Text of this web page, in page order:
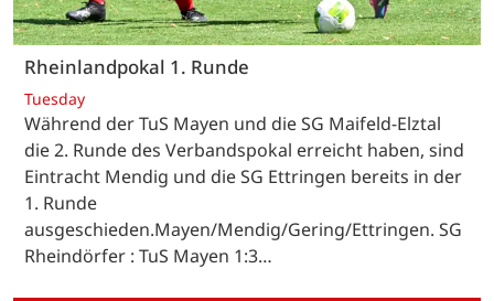
Rheinlandpokal 1. Runde
Tuesday
Während der TuS Mayen und die SG Maifeld-Elztal
die 2. Runde des Verbandspokal erreicht haben, sind
Eintracht Mendig und die SG Ettringen bereits in der
1. Runde
ausgeschieden.Mayen/Mendig/Gering/Ettringen. SG
Rheindörfer : TuS Mayen 1:3…